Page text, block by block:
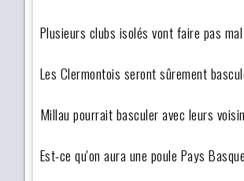
Plusieurs clubs isolés vont faire pas
Les Clermontois seront sûrement
Millau pourrait basculer avec leurs
Est-ce qu'on aura une poule Pays